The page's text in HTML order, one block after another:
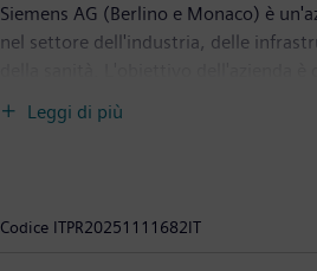
Siemens AG (Berlino e Monaco) è
nel settore dell'industria, delle
trasformare la vita quotidiana di tutti.
reale e quello digitale, Siemens
know-how dei diversi settori per
Leggi di più
Codice ITPR20251111682IT